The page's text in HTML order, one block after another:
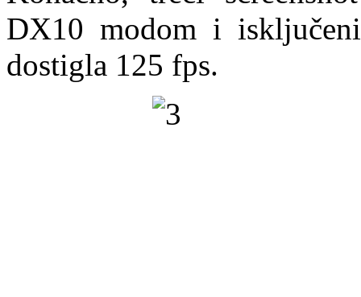
DX10 modom i
dostigla 125 fps.